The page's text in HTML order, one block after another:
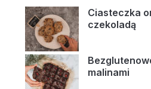
Ciasteczka
czekoladą
malinami